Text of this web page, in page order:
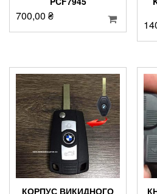
700,00 ₴
КОРПУС ВИКИДНОГО